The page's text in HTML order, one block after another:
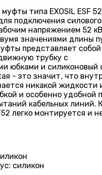
типа EXOSIL ESF 52
подключения силового
напряжением 52
значениями длины
представляет собой
трубку с
юбками и силиконовый
- это значит, что
никакой жидкости
и особенно удобной
кабельных линий.
легко монтируется и
силикон